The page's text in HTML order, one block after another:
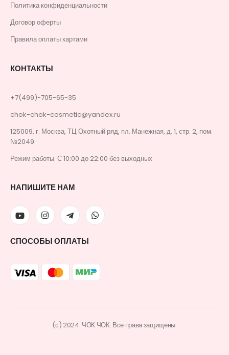
Политика конфиденциальности
Договор оферты
Правила оплаты картами
КОНТАКТЫ
+7(499)-705-65-35
chok-chok-cosmetic@yandex.ru
125009, г. Москва, ТЦ Охотный ряд, пл. Манежная, д. 1, стр. 2, пом.
№2049
Режим работы: С 10:00 до 22:00 без выходных
НАПИШИТЕ НАМ
СПОСОБЫ ОПЛАТЫ
(с) 2024. ЧОК ЧОК. Все права защищены.